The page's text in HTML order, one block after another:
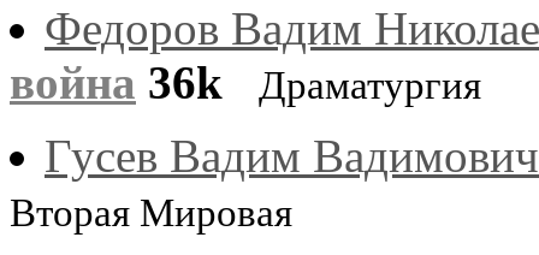
Федоров Вадим
война 36k Драматургия
Гусев Вадим Вадимович
Вторая Мировая